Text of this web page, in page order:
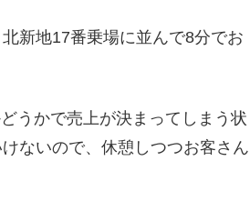
新地17番乗場に並んで8分でお
うかで売上が決まってしまう状
ないので、休憩しつつお客さん